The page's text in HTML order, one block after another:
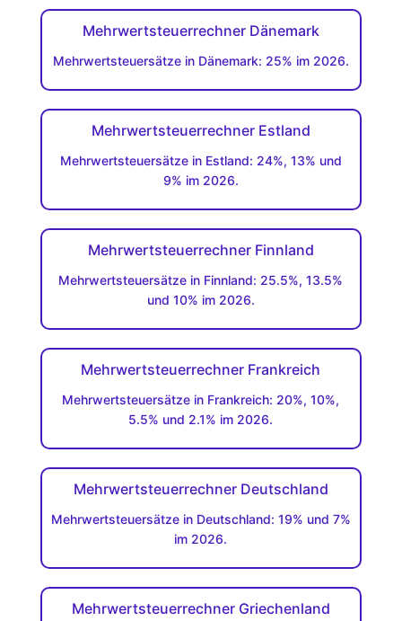
Mehrwertsteuerrechner Dänemark
Mehrwertsteuersätze in Dänemark: 25% im 2026.
Mehrwertsteuerrechner Estland
Mehrwertsteuersätze in Estland: 24%, 13% und
9% im 2026.
Mehrwertsteuerrechner Finnland
Mehrwertsteuersätze in Finnland: 25.5%, 13.5%
und 10% im 2026.
Mehrwertsteuerrechner Frankreich
Mehrwertsteuersätze in Frankreich: 20%, 10%,
5.5% und 2.1% im 2026.
Mehrwertsteuerrechner Deutschland
Mehrwertsteuersätze in Deutschland: 19% und 7%
im 2026.
Mehrwertsteuerrechner Griechenland